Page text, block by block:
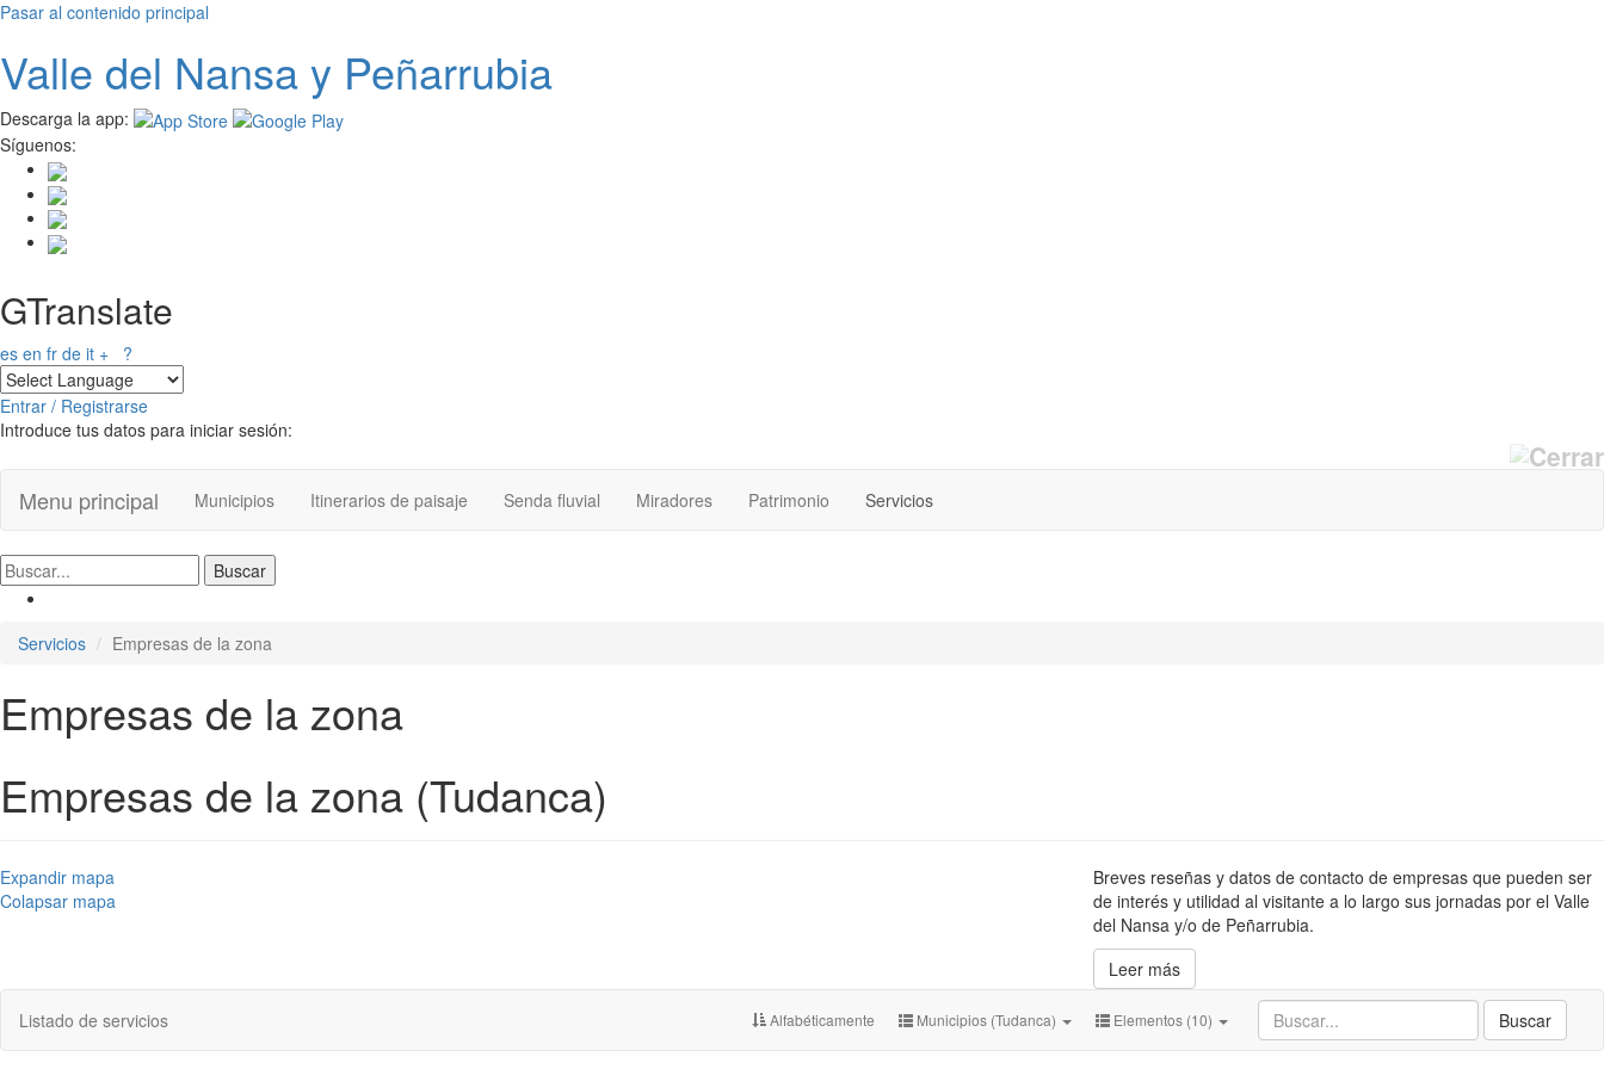
Pasar al contenido principal
Valle del Nansay Peñarrubia
Descarga la app:
Síguenos:
GTranslate
es en fr de it + ?
Entrar / Registrarse
Introduce tus datos para iniciar sesión:
Menu principal Municipios Itinerarios de paisaje Senda fluvial Miradores Patrimonio Servicios
Servicios Empresas de la zona
Empresas de la zona
Empresas de la zona (Tudanca)
Expandir mapa
Colapsar mapa
Breves reseñas y datos de contacto de empresas que pueden ser
de interés y utilidad al visitante a lo largo sus jornadas por el Valle
del Nansa y/o de Peñarrubia.
Leer más
Listado de servicios Buscar
Alfabéticamente Municipios (Tudanca) Elementos (10)